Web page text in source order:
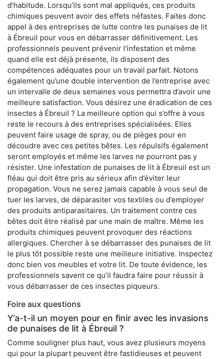
d’habitude. Lorsqu’ils sont mal appliqués, ces produits
chimiques peuvent avoir des effets néfastes. Faites donc
appel à des entreprises de lutte contre les punaises de lit
à Ébreuil pour vous en débarrasser définitivement. Les
professionnels peuvent prévenir l'infestation et même
quand elle est déjà présente, ils disposent des
compétences adéquates pour un travail parfait. Notons
également qu’une double intervention de l’entreprise avec
un intervalle de deux semaines vous permettra d’avoir une
meilleure satisfaction. Vous désirez une éradication de ces
insectes à Ébreuil ? La meilleure option qui s’offre à vous
reste le recours à des entreprises spécialisées. Elles
peuvent faire usage de spray, ou de pièges pour en
découdre avec ces petites bêtes. Les répulsifs également
seront employés et même les larves ne pourront pas y
résister. Une infestation de punaises de lit à Ébreuil est un
fléau qui doit être pris au sérieux afin d’éviter leur
propagation. Vous ne serez jamais capable à vous seul de
tuer les larves, de déparasiter vos textiles ou d’employer
des produits antiparasitaires. Un traitement contre ces
bêtes doit être réalisé par une main de maître. Même les
produits chimiques peuvent provoquer des réactions
allergiques. Chercher à se débarrasser des punaises de lit
le plus tôt possible reste une meilleure initiative. Inspectez
donc bien vos meubles et votre lit. De toute évidence, les
professionnels savent ce qu’il faudra faire pour réussir à
vous débarrasser de ces insectes piqueurs.
Foire aux questions
Y’a-t-il un moyen pour en finir avec les invasions
de punaises de lit à Ébreuil ?
Comme souligner plus haut, vous avez plusieurs moyens
qui pour la plupart peuvent être fastidieuses et peuvent